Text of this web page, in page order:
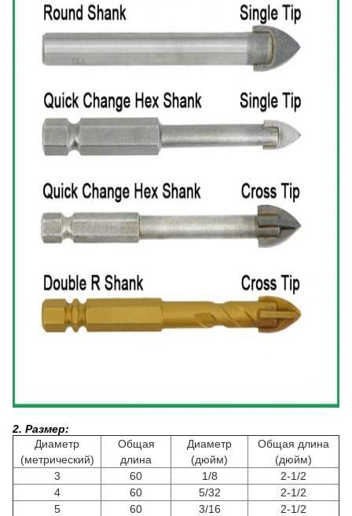
2. Размер:
Диаметр
(метрический)
Общая
длина
Диаметр
(дюйм)
Общая длина
(дюйм)
3
60 1/8
2-1/2
4
60 5/32
2-1/2
5
60 3/16
2-1/2